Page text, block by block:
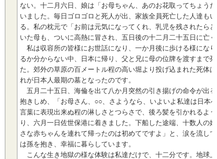
ない。十二月六日、娘は「お母ちゃん、あのお花取ってちょう
いました。毎日ゴロゴロと死人が出、家族全員死亡した人達も
る。私の枕元で「お前は元気になってくれ、乳児を残されたら
いた母も、ついに高熱に冒され、五日後の十二月二十五日に亡
私は収容所の皆様にお世話になり、一か月後に歩ける様にな
るか分からない中、日本に帰り、父と兄に母の位牌を渡すまで
た。郊外の草原の百メートル程の高い堀より投げ込まれた死体
れが日本人最期の墓となったのです。
五月二十五日、海倫を出て八か月突然の引き揚げの命令が出
抱きしめ、「お母さん、○○、さようなら、いよいよ私達は日本
言葉に表現出来ぬ程の淋しさとつらさで、後ろ髪を引かれるよ
り、六月一日佐世保港に着きました。下船した途端、十数人の
さな赤ちゃんを連れて帰ったのは初めてですよ」と、涙を流し
は孫を抱き、幸福に暮らしています。
こんな生き地獄の様な体験は私達だけで、十二分です。地球